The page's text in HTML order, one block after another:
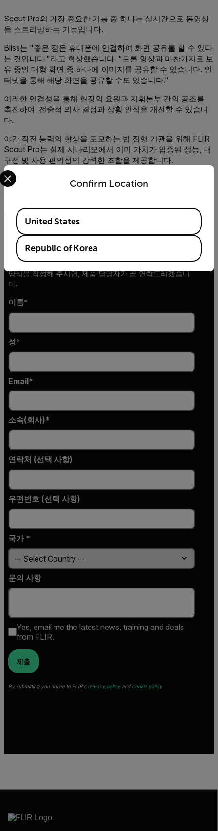
Scout Pro의 가장 중요한 기능 중 하나는 실시간으로 동영상
을 스트리밍하는 기능입니다.
Bliss는 "좋은 점은 휴대폰에 연결하여 화면 공유를 할 수 있다
는 것입니다."라고 회상했습니다. "드론 영상과 마찬가지로 보
유 중인 대형 화면 중 하나에 이미지를 공유할 수 있습니다. 인
터넷을 통해 해당 화면을 공유할 수도 있습니다."
이러한 연결성을 통해 현장의 요원과 지휘본부 간의 공조를
촉진하여, 전술적 의사 결정과 상황 인식을 개선할 수 있습니
다.
야간 작전 능력의 향상을 도모하는 법 집행 기관을 위해 FLIR
Scout Pro는 실제 시나리오에서 이미 가치가 입증된 성능, 내
구성 및 사용 편의성의 강력한 조합을 제공합니다.
Flir Scout Pro에 대한 자세한 내용은
https://www.flir.com/products/scout-pro/
정보 요청
양식을 작성해 주시면, 제품 담당자가 곧 연락드리겠습니
다.
이름
성
Email
소속(회사)
연락처 (선택 사항)
우편번호 (선택 사항)
국가 *
문의 사항
Yes, email me the latest news, training and deals
from FLIR.
제출
By submitting you agree to FLIR's privacy policyand cookie policy.
Confirm Location
Select your preferred country and language from the
Available Locations
United States
Republic of Korea